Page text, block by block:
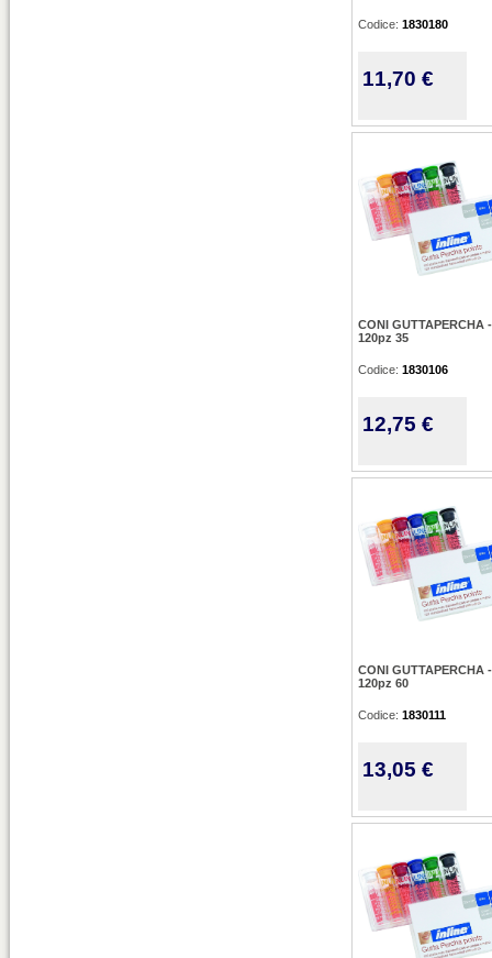
Codice: 1830180
11,70 €
CONI GUTTAPERCHA -
120pz 35
Codice: 1830106
12,75 €
CONI GUTTAPERCHA -
120pz 60
Codice: 1830111
13,05 €